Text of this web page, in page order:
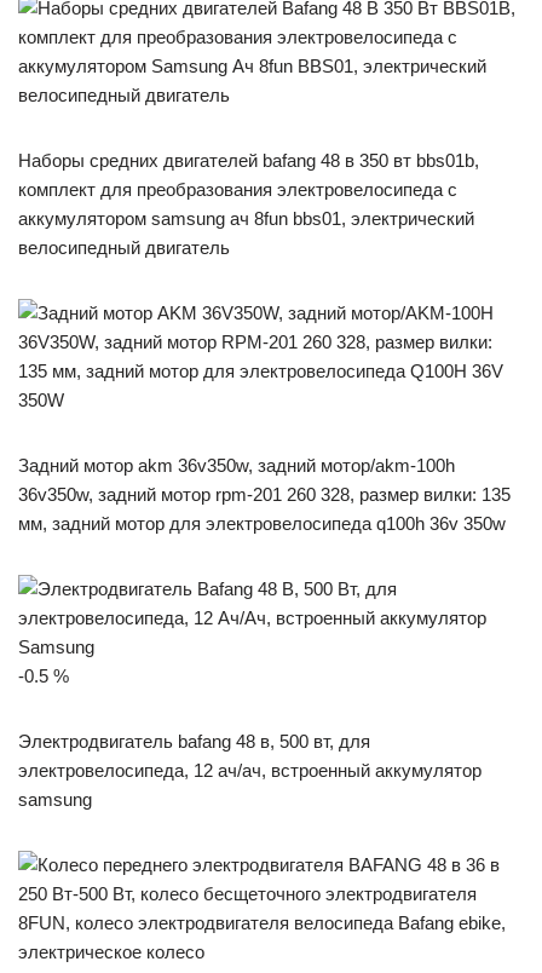
Наборы средних двигателей bafang 48 в 350 вт bbs01b,
комплект для преобразования электровелосипеда с
аккумулятором samsung ач 8fun bbs01, электрический
велосипедный двигатель
Задний мотор akm 36v350w, задний мотор/akm-100h
36v350w, задний мотор rpm-201 260 328, размер вилки: 135
мм, задний мотор для электровелосипеда q100h 36v 350w
-0.5 %
Электродвигатель bafang 48 в, 500 вт, для
электровелосипеда, 12 ач/ач, встроенный аккумулятор
samsung